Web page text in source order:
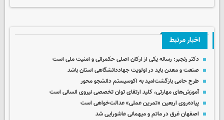
اخبار مرتبط
دکتر رنجبر: رسانه یکی از ارکان اصلی حکمرانی و امنیت ملی است
صنعت و معدن باید در اولویت جهاددانشگاهی استان باشد
طرح حامی بازگشت‌امید به اکوسیستم دانشجو محور
آموزش‌های مهارتی، کلید ارتقای توان تخصصی نیروی انسانی است
پیاده‌روی اربعین «تمرین عملی» عدالت‌خواهی است
اصفهان غرق در ماتم و میهمانی عاشورایی شد